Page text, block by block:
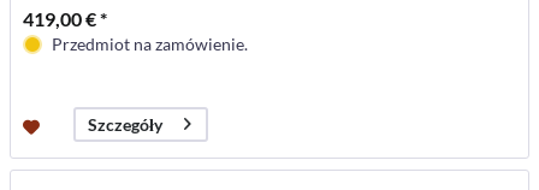
419,00 € *
Przedmiot na zamówienie.
Szczegóły